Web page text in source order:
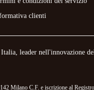
clienti
leader nell'innovazione
Milano C.F. e iscrizione al